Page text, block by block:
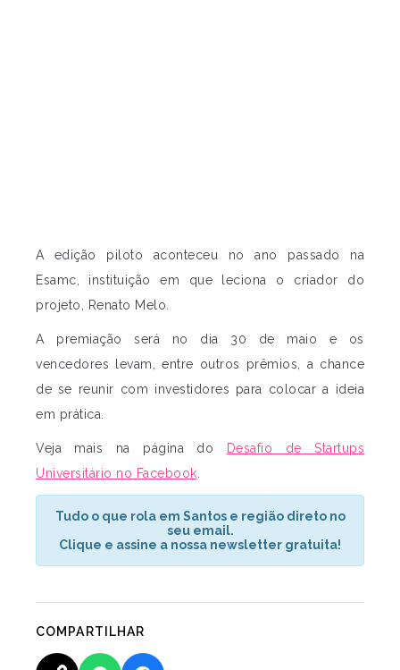
A edição piloto aconteceu no ano passado na
Esamc, instituição em que leciona o criador do
projeto, Renato Melo.
A premiação será no dia 30 de maio e os
vencedores levam, entre outros prêmios, a chance
de se reunir com investidores para colocar a ideia
em prática.
Veja mais na página do
Desafio de Startups
Universitário no Facebook
Tudo o que rola em Santos e região direto no
seu email.
Clique e assine a nossa newsletter gratuita!
COMPARTILHAR